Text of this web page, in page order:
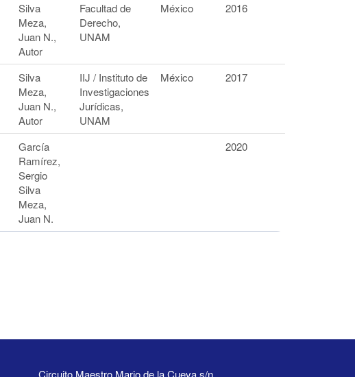
Silva
Meza,
Juan N.,
Autor
Facultad de
Derecho,
UNAM
México 2016
Silva
Meza,
Juan N.,
Autor
IIJ / Instituto de
Investigaciones
Jurídicas,
UNAM
México 2017
García
Ramírez,
Sergio
Silva
Meza,
Juan N.
2020
Circuito Maestro Mario de la Cueva s/n